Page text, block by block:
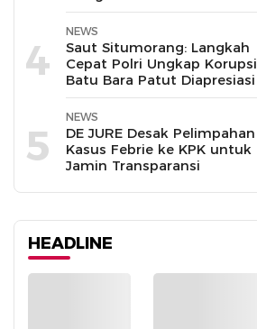
hingga Tuntas
4
NEWS
Saut Situmorang: Langkah
Cepat Polri Ungkap Korupsi
Batu Bara Patut Diapresiasi
5
NEWS
DE JURE Desak Pelimpahan
Kasus Febrie ke KPK untuk
Jamin Transparansi
HEADLINE